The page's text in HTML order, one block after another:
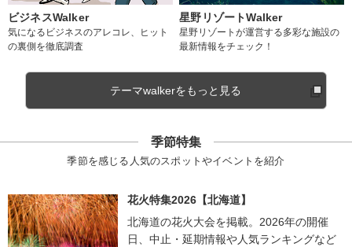
ビジネスWalker
気になるビジネスのアレコレ、ヒット
の裏側を徹底調査
星野リゾートWalker
星野リゾートが運営する多彩な施設の
最新情報をチェック！
テーマwalkerをもっと見る
季節特集
季節を感じる人気のスポットやイベントを紹介
花火特集2026【北海道】
北海道の花火大会を掲載。2026年の開催
日、中止・延期情報や人気ランキングなど